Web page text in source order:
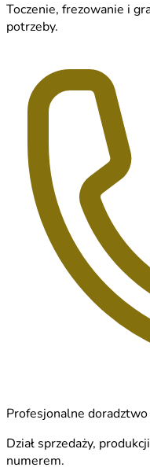
Toczenie, frezowanie i
potrzeby.
Profesjonalne doradztwo
Dział sprzedaży,
numerem.